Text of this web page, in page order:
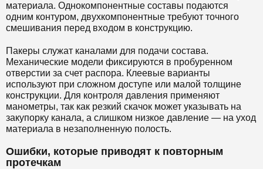
материала. Однокомпонентные составы подаются
одним контуром, двухкомпонентные требуют точного
смешивания перед входом в конструкцию.
Пакеры служат каналами для подачи состава.
Механические модели фиксируются в пробуренном
отверстии за счет распора. Клеевые варианты
используют при сложном доступе или малой толщине
конструкции. Для контроля давления применяют
манометры, так как резкий скачок может указывать на
закупорку канала, а слишком низкое давление — на уход
материала в незаполненную полость.
Ошибки, которые приводят к повторным
протечкам